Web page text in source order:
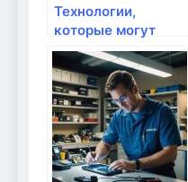
Технологии,
которые могут
улучшить качество
вашего интернета